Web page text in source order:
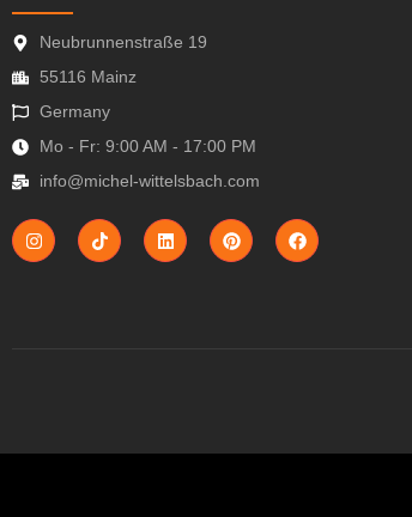
Neubrunnenstraße 19
55116 Mainz
Germany
Mo - Fr: 9:00 AM - 17:00 PM
info@michel-wittelsbach.com